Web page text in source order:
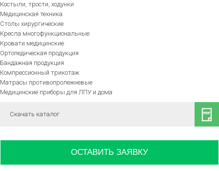
Костыли, трости, ходунки
Медицинская техника
Столы хирургические
Кресла многофункциональные
Кровати медицинские
Ортопедическая продукция
Бандажная продукция
Компрессионный трикотаж
Матрасы противопролежневые
Медицинские приборы для ЛПУ и дома
Скачать каталог
ОСТАВИТЬ ЗАЯВКУ